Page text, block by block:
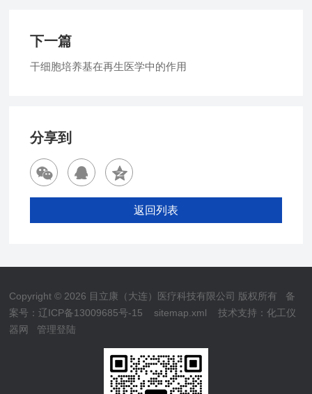
下一篇
干细胞培养基在再生医学中的作用
分享到
返回列表
Copyright © 2026 目立康（大连）医疗科技有限公司 版权所有 备
案号：辽ICP备13009685号-15
sitemap.xml 技术支持：化工仪
器网
管理登陆